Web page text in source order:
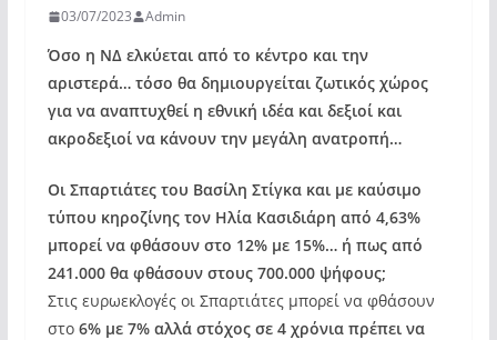
03/07/2023 Admin
Όσο η ΝΔ ελκύεται από το κέντρο και την
αριστερά… τόσο θα δημιουργείται ζωτικός χώρος
για να αναπτυχθεί η εθνική ιδέα και δεξιοί και
ακροδεξιοί να κάνουν την μεγάλη ανατροπή…
Οι Σπαρτιάτες του Βασίλη Στίγκα και με καύσιμο
τύπου κηροζίνης τον Ηλία Κασιδιάρη από 4,63%
μπορεί να φθάσουν στο 12% με 15%… ή πως από
241.000 θα φθάσουν στους 700.000 ψήφους;
Στις ευρωεκλογές οι Σπαρτιάτες μπορεί να φθάσουν
στο 6% με 7% αλλά στόχος σε 4 χρόνια πρέπει να